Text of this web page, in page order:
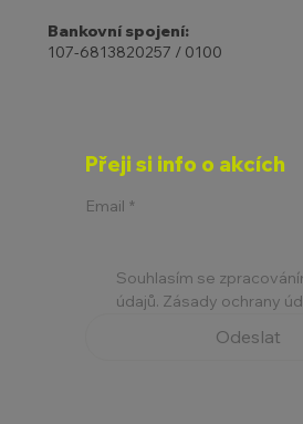
Bankovní spojení:
107-6813820257 / 0100
Přeji si info o akcích
Email *
Souhlasím se
údajů. Zásady ochrany
Odeslat